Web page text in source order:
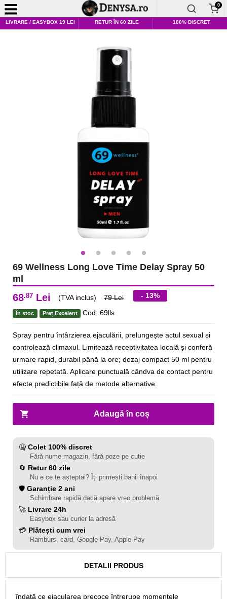
0
LIVRARE / EASYBOX 19 LEI RETUR ÎN 60 ZILE 100% DISCRET
69 Wellness Long Love Time Delay Spray 50
ml
68.87 Lei (TVA inclus) 79 Lei - 13%
În stoc Preț Excelent Cod: 69lls
Spray pentru întârzierea ejaculării, prelungește actul sexual și
controlează climaxul. Limitează receptivitatea locală și conferă
urmare rapid, durabil până la ore; dozaj compact 50 ml pentru
utilizare repetată. Aplicare punctuală cândva de contact pentru
efecte predictibile față de metode alternative.
Adaugă în coș
🤐 Colet 100% discret
Fără nume magazin, fără poze pe cutie
🔄 Retur 60 zile
Nu e ce te așteptai? Îți primești banii înapoi
🛡️ Garanție 2 ani
Schimbare rapidă dacă apare vreo problemă
🚀 Livrare 24h
Easybox sau curier la adresă
💳 Plătești cum vrei
Ramburs, card, Google Pay, Apple Pay
DETALII PRODUS
îndată ce ejacularea precoce întrerupe momentele